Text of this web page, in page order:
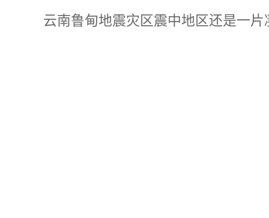
云南鲁甸地震灾区震中地区还是一片